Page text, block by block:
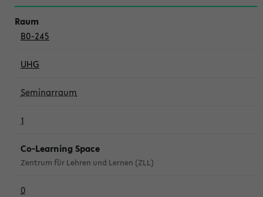
B0-245
UHG
Seminarraum
1
Co-Learning Space
Zentrum für Lehren und Lernen (ZLL)
0